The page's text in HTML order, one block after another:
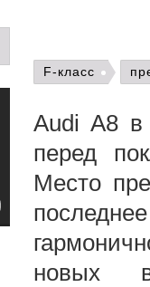
F-класс
Audi A8 в
перед
Место
новых